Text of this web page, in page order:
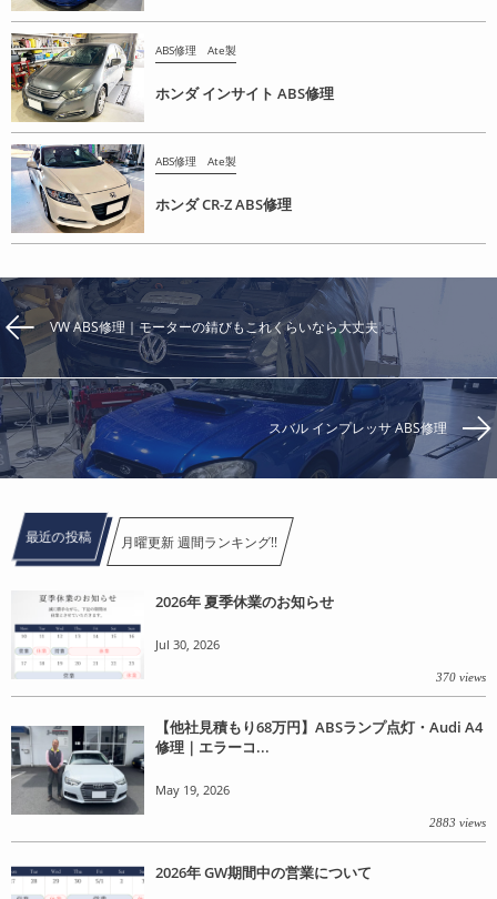
ABS修理 Ate製
ホンダ インサイト ABS修理
ABS修理 Ate製
ホンダ CR-Z ABS修理
VW ABS修理｜モーターの錆びもこれくらいなら大丈夫
スバル インプレッサ ABS修理
最近の投稿 月曜更新 週間ランキング!!
2026年 夏季休業のお知らせ
Jul 30, 2026
370 views
【他社見積もり68万円】ABSランプ点灯・Audi A4
修理｜エラーコ...
May 19, 2026
2883 views
2026年 GW期間中の営業について